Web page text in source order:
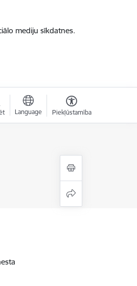
mediju sīkdatnes.
Language Piekļūstamība